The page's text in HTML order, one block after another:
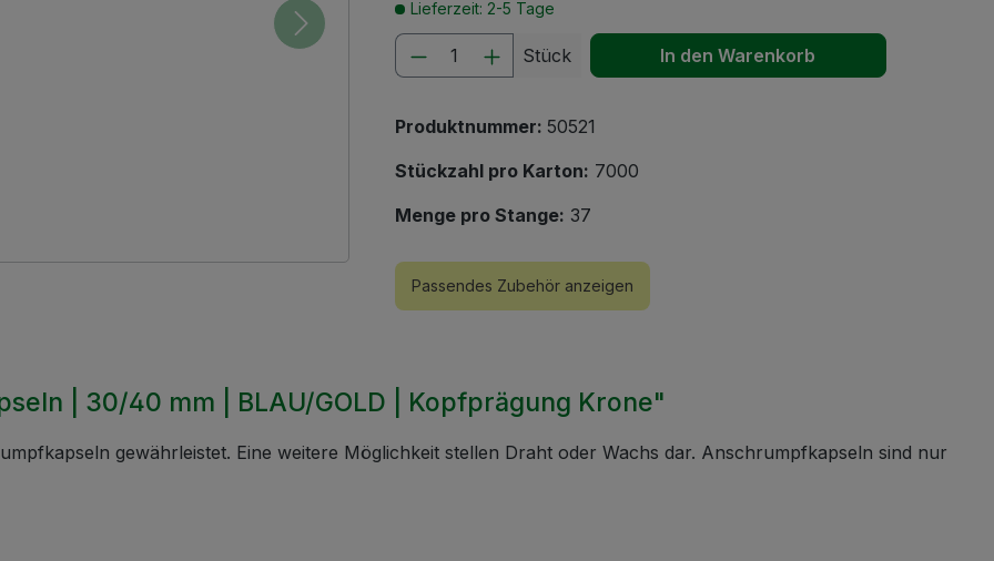
Lieferzeit: 2-5 Tage
Produkt Anzahl: Gib den gewünschten Wert
Stück In den Warenkorb
Produktnummer: 50521
Stückzahl pro Karton: 7000
Menge pro Stange: 37
Passendes Zubehör anzeigen
| 30/40 mm | BLAU/GOLD | Kopfprägung Krone"
gewährleistet. Eine weitere Möglichkeit stellen Draht oder Wachs dar. Anschrumpfkapseln sind nur